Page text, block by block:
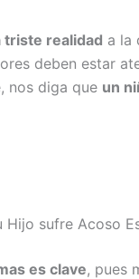
triste realidad a la
deben estar
nos diga que un
Hijo sufre Acoso
es clave, pues